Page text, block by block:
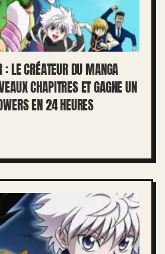
: LE CRÉATEUR DU MANGA
CHAPITRES ET GAGNE UN
EN 24 HEURES